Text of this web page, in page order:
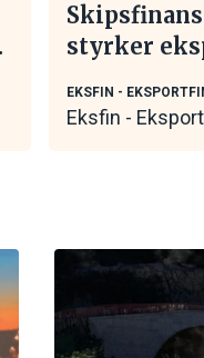
styrker
EKSFIN -
Eksfin -